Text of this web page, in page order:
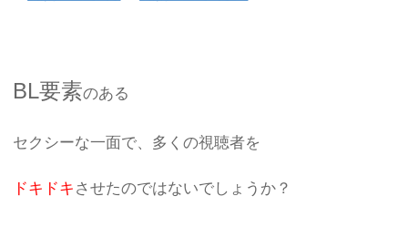
BL要素のある
セクシーな一面で、多くの視聴者を
ドキドキ させたのではないでしょうか？